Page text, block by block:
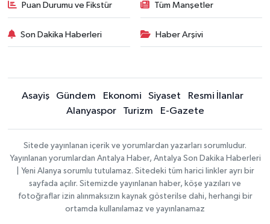
Puan Durumu ve Fikstür Tüm Manşetler
Son Dakika Haberleri Haber Arşivi
Asayiş Gündem Ekonomi Siyaset
Resmi İlanlar
Alanyaspor
Turizm E-Gazete
Sitede yayınlanan içerik ve yorumlardan yazarları sorumludur.
Yayınlanan yorumlardan Antalya Haber, Antalya Son Dakika Haberleri
| Yeni Alanya sorumlu tutulamaz. Sitedeki tüm harici linkler ayrı bir
sayfada açılır. Sitemizde yayınlanan haber, köşe yazıları ve
fotoğraflar izin alınmaksızın kaynak gösterilse dahi, herhangi bir
ortamda kullanılamaz ve yayınlanamaz